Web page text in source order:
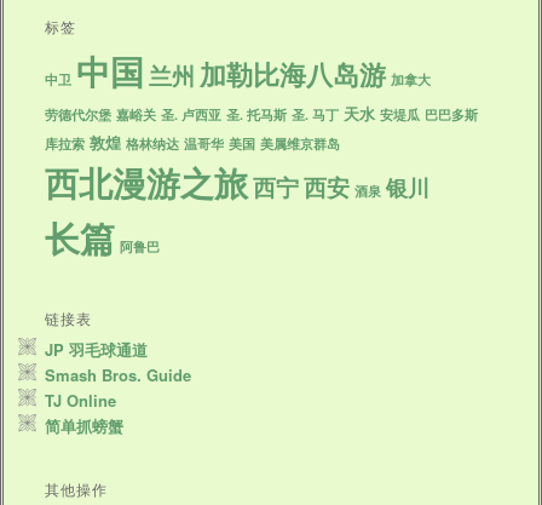
标签
中卫 中国兰州 加勒比海八岛游 加拿大
劳德代尔堡 嘉峪关 圣. 卢西亚 圣. 托马斯 圣. 马丁 天水 安堤瓜 巴巴多斯
库拉索 敦煌 格林纳达 温哥华 美国 美属维京群岛
西北漫游之旅西宁西安 酒泉 银川
长篇 阿鲁巴
链接表
JP 羽毛球通道
Smash Bros. Guide
TJ Online
简单抓螃蟹
其他操作